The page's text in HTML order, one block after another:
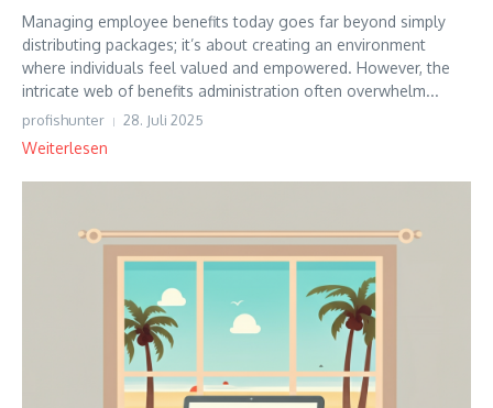
Managing employee benefits today goes far beyond simply
distributing packages; it’s about creating an environment
where individuals feel valued and empowered. However, the
intricate web of benefits administration often overwhelm...
profishunter 28. Juli 2025
Weiterlesen